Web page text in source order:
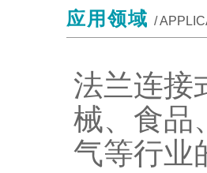
应用领域 /
法兰连接
械、食品
气等行业